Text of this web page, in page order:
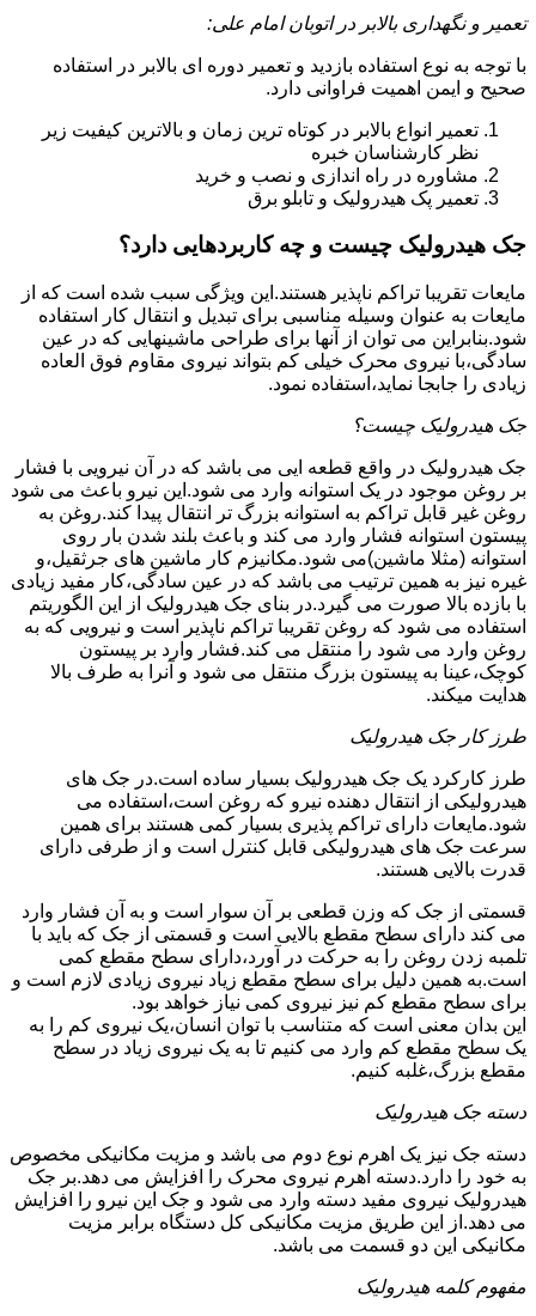
تعمیر و نگهداری بالابر در اتوبان امام علی:
با توجه به نوع استفاده بازدید و تعمیر دوره ای بالابر در استفاده
صحیح و ایمن اهمیت فراوانی دارد.
تعمیر انواع بالابر در کوتاه ترین زمان و بالاترین کیفیت زیر
نظر کارشناسان خبره
مشاوره در راه اندازی و نصب و خرید
تعمیر پک هیدرولیک و تابلو برق
جک هیدرولیک چیست و چه کاربردهایی دارد؟
مایعات تقریبا تراکم ناپذیر هستند.این ویژگی سبب شده است که از
مایعات به عنوان وسیله مناسبی برای تبدیل و انتقال کار استفاده
شود.بنابراین می توان از آنها برای طراحی ماشینهایی که در عین
سادگی،با نیروی محرک خیلی کم بتواند نیروی مقاوم فوق العاده
زیادی را جابجا نماید،استفاده نمود.
جک هیدرولیک چیست؟
جک هیدرولیک در واقع قطعه ایی می باشد که در آن نیرویی با فشار
بر روغن موجود در یک استوانه وارد می شود.این نیرو باعث می شود
روغن غیر قابل تراکم به استوانه بزرگ تر انتقال پیدا کند.روغن به
پیستون استوانه فشار وارد می کند و باعث بلند شدن بار روی
استوانه (مثلا ماشین)می شود.مکانیزم کار ماشین های جرثقیل،و
غیره نیز به همین ترتیب می باشد که در عین سادگی،کار مفید زیادی
با بازده بالا صورت می گیرد.در بنای جک هیدرولیک از این الگوریتم
استفاده می شود که روغن تقریبا تراکم ناپذیر است و نیرویی که به
روغن وارد می شود را منتقل می کند.فشار وارد بر پیستون
کوچک،عینا به پیستون بزرگ منتقل می شود و آنرا به طرف بالا
هدایت میکند.
طرز کار جک هیدرولیک
طرز کارکرد یک جک هیدرولیک بسیار ساده است.در جک های
هیدرولیکی از انتقال دهنده نیرو که روغن است،استفاده می
شود.مایعات دارای تراکم پذیری بسیار کمی هستند برای همین
سرعت جک های هیدرولیکی قابل کنترل است و از طرفی دارای
قدرت بالایی هستند.
قسمتی از جک که وزن قطعی بر آن سوار است و به آن فشار وارد
می کند دارای سطح مقطع بالایی است و قسمتی از جک که باید با
تلمبه زدن روغن را به حرکت در آورد،دارای سطح مقطع کمی
است.به همین دلیل برای سطح مقطع زیاد نیروی زیادی لازم است و
برای سطح مقطع کم نیز نیروی کمی نیاز خواهد بود.
این بدان معنی است که متناسب با توان انسان،یک نیروی کم را به
یک سطح مقطع کم وارد می کنیم تا به یک نیروی زیاد در سطح
مقطع بزرگ،غلبه کنیم.
دسته جک هیدرولیک
دسته جک نیز یک اهرم نوع دوم می باشد و مزیت مکانیکی مخصوص
به خود را دارد.دسته اهرم نیروی محرک را افزایش می دهد.بر جک
هیدرولیک نیروی مفید دسته وارد می شود و جک این نیرو را افزایش
می دهد.از این طریق مزیت مکانیکی کل دستگاه برابر مزیت
مکانیکی این دو قسمت می باشد.
مفهوم کلمه هیدرولیک